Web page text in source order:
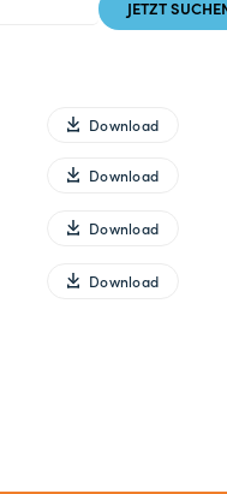
Download
Download
Download
Download